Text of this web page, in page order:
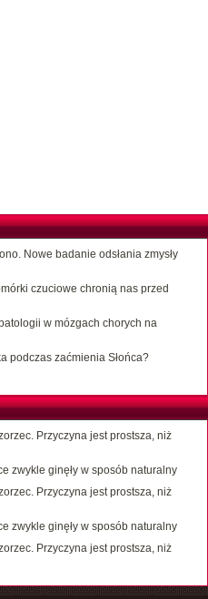
Nowe badanie odsłania zmysły
czuciowe chronią nas przed
w mózgach chorych na
podczas zaćmienia Słońca?
Przyczyna jest prostsza, niż
zwykle ginęły w sposób naturalny
Przyczyna jest prostsza, niż
zwykle ginęły w sposób naturalny
Przyczyna jest prostsza, niż